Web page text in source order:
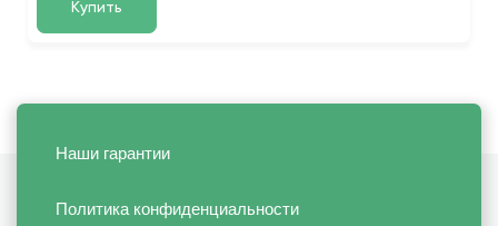
Купить
Наши гарантии
Политика конфиденциальности